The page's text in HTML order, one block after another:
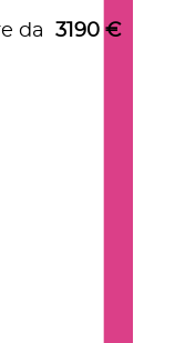
da 3190€